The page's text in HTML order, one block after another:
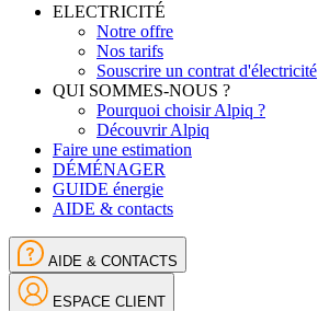
ELECTRICITÉ
Notre offre
Nos tarifs
Souscrire un contrat d'électricité
QUI SOMMES-NOUS ?
Pourquoi choisir Alpiq ?
Découvrir Alpiq
Faire une estimation
DÉMÉNAGER
GUIDE énergie
AIDE & contacts
AIDE & CONTACTS
ESPACE CLIENT